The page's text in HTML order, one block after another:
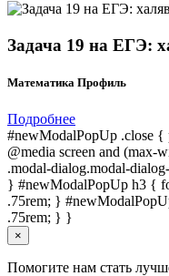
Задача 19 на ЕГЭ:
Математика Профиль
Подробнее
#newModalPopUp .close {
@media screen and
.modal-dialog.modal-
} #newModalPopUp h3 {
.75rem; }
.75rem; } }
×
Помогите нам стать